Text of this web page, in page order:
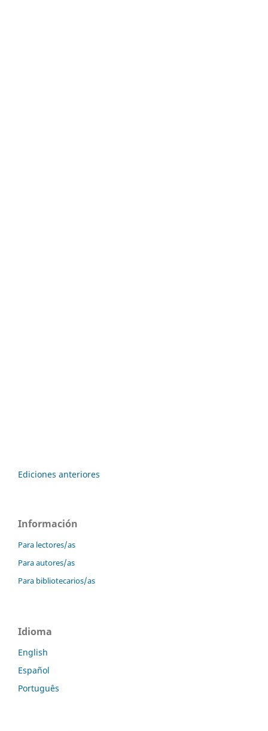
Ediciones anteriores
Información
Para lectores/as
Para autores/as
Para bibliotecarios/as
Idioma
English
Español
Português